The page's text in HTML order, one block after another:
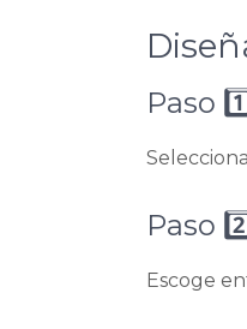
Paso
Paso
Escoge